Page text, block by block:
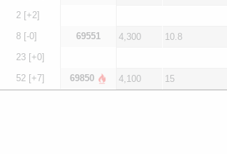
2 [+2]
8 [-0] 69551 4,300 10.8
23 [+0]
52 [+7] 69850 4,100 15